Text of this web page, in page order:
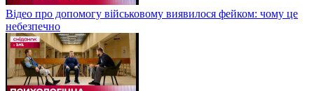
Відео про допомогу військовому виявилося фейком: чому це
небезпечно